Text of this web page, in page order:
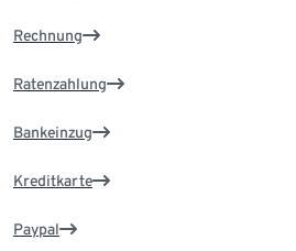
Rechnung
Ratenzahlung
Bankeinzug
Kreditkarte
Paypal